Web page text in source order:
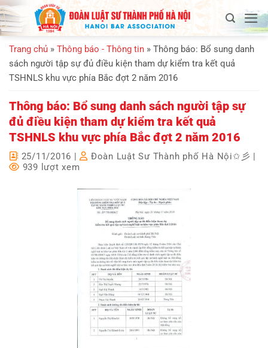
Bỏ
qua
nội
dung
Trang chủ » Thông báo - Thông tin » Thông báo: Bổ sung danh
sách người tập sự đủ điều kiện tham dự kiểm tra kết quả
TSHNLS khu vực phía Bắc đợt 2 năm 2016
Thông báo: Bổ sung danh sách người tập sự
đủ điều kiện tham dự kiểm tra kết quả
TSHNLS khu vực phía Bắc đợt 2 năm 2016
25/11/2016 | Đoàn Luật Sư Thành phố Hà Nội✩彡 |
939 lượt xem